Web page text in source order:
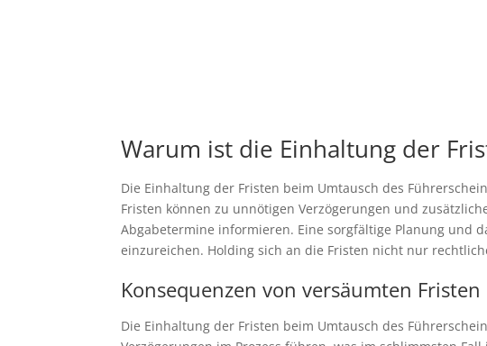
Warum ist die Einhaltung der
Die Einhaltung der Fristen beim Umtausch des
Fristen können zu unnötigen Verzögerungen und
Abgabetermine informieren. Eine sorgfältige Planung und
einzureichen. Holding sich an die Fristen nicht nur
Konsequenzen von versäumten Fristen
Die Einhaltung der Fristen beim Umtausch des